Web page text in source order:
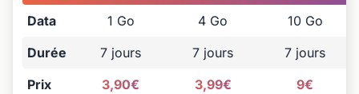
Data 1 Go 4 Go
10 Go
Durée
7 jours 7 jours
7 jours
Prix
3,90€ 3,99€ 9€